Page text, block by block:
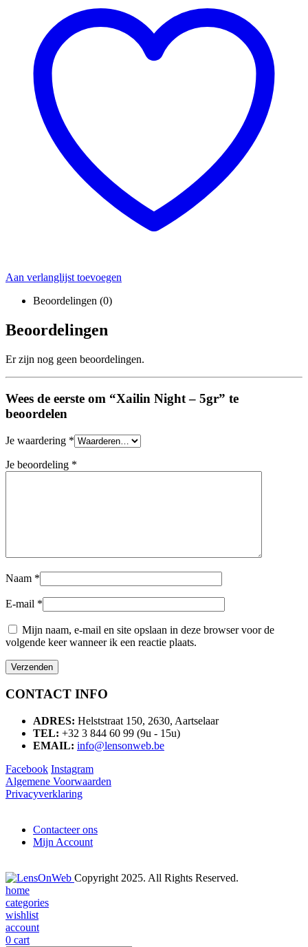
Aan verlanglijst toevoegen
Beoordelingen (0)
Beoordelingen
Er zijn nog geen beoordelingen.
Wees de eerste om “Xailin Night – 5gr” te
beoordelen
Je waardering *
Je beoordeling *
Naam *
E-mail *
Mijn naam, e-mail en site opslaan in deze browser voor de
volgende keer wanneer ik een reactie plaats.
CONTACT INFO
ADRES: Helststraat 150, 2630, Aartselaar
TEL: +32 3 844 60 99 (9u - 15u)
EMAIL: info@lensonweb.be
Facebook Instagram
Algemene Voorwaarden
Privacyverklaring
Contacteer ons
Mijn Account
Copyright 2025. All Rights Reserved.
home
categories
wishlist
account
0 cart